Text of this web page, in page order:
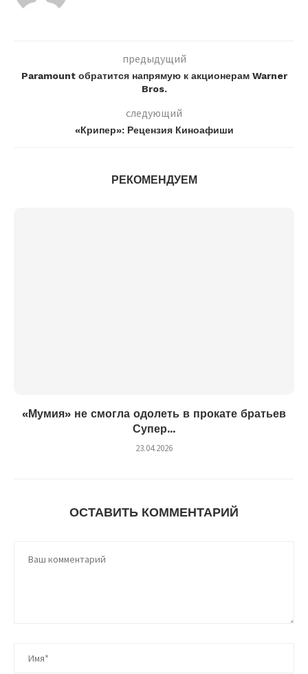
предыдущий
Paramount обратится напрямую к акционерам Warner
Bros.
следующий
«Крипер»: Рецензия Киноафиши
РЕКОМЕНДУЕМ
«Мумия» не смогла одолеть в прокате братьев
Супер...
23.04.2026
ОСТАВИТЬ КОММЕНТАРИЙ